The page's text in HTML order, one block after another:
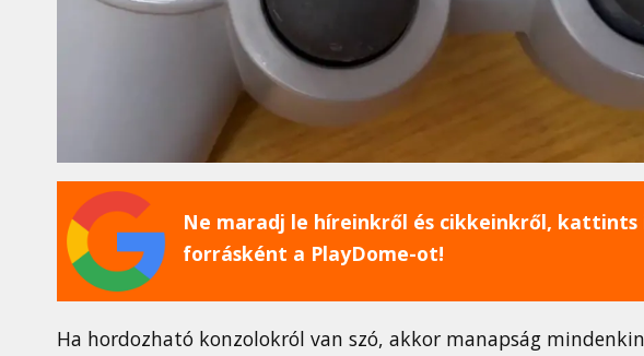
Ne maradj le híreinkről és cikkeinkről, kattints
forrásként a PlayDome-ot!
Ha hordozható konzolokról van szó, akkor manapság